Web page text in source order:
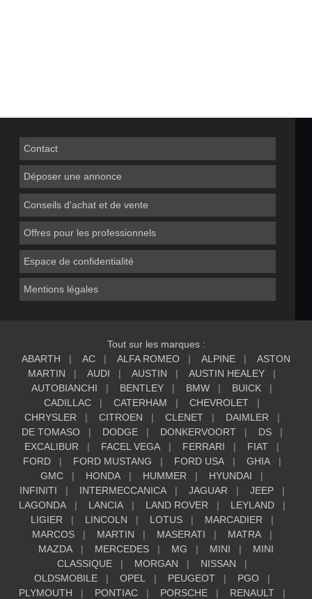
Contact
Déposer une annonce
Conseils d'achat et de vente
Offres pour les professionnels
Espace de confidentialité
Mentions légales
Tout sur les marques :
ABARTH
AC ALFA ROMEO ALPINE
ASTON
MARTIN
AUDI AUSTIN
AUSTIN HEALEY
AUTOBIANCHI
BENTLEY BMW
BUICK
CADILLAC
CATERHAM
CHEVROLET
CHRYSLER
CITROEN CLENET
DAIMLER
DE TOMASO
DODGE DONKERVOORT
DS
EXCALIBUR
FACEL VEGA FERRARI
FIAT
FORD
FORD MUSTANG FORD USA
GHIA
GMC
HONDA HUMMER
HYUNDAI
INFINITI
INTERMECCANICA JAGUAR
JEEP
LAGONDA
LANCIA LAND ROVER
LEYLAND
LIGIER
LINCOLN LOTUS
MARCADIER
MARCOS
MARTIN MASERATI
MATRA
MAZDA
MERCEDES MG MINI
MINI
CLASSIQUE
MORGAN
NISSAN
OLDSMOBILE
OPEL PEUGEOT
PGO
PLYMOUTH
PONTIAC PORSCHE RENAULT